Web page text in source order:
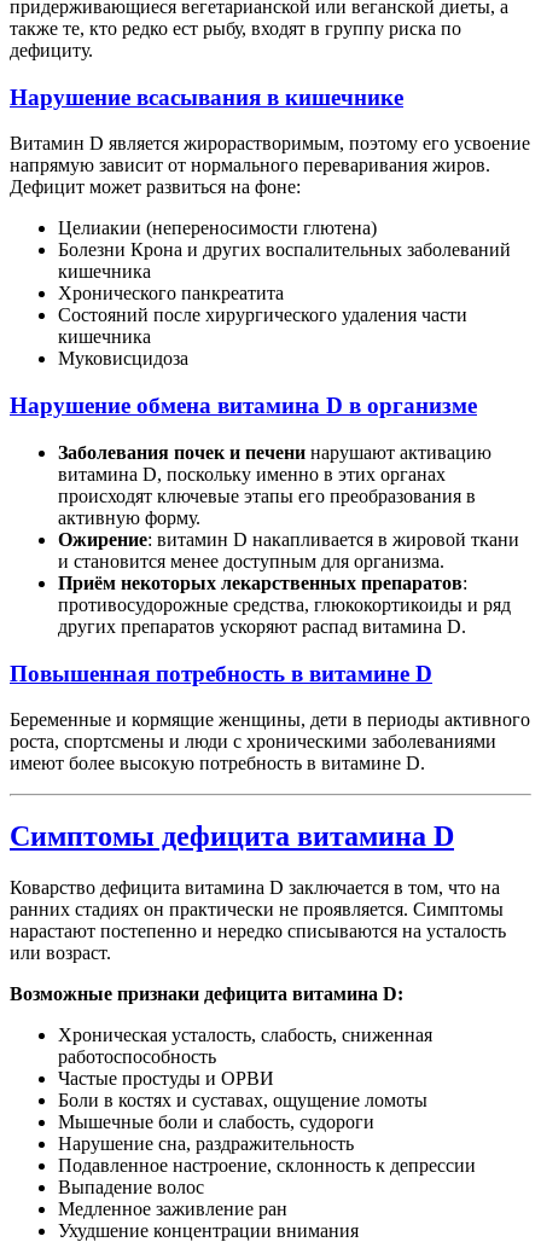
придерживающиеся вегетарианской или веганской диеты, а
также те, кто редко ест рыбу, входят в группу риска по
дефициту.
Нарушение всасывания в кишечнике
Витамин D является жирорастворимым, поэтому его усвоение
напрямую зависит от нормального переваривания жиров.
Дефицит может развиться на фоне:
Целиакии (непереносимости глютена)
Болезни Крона и других воспалительных заболеваний
кишечника
Хронического панкреатита
Состояний после хирургического удаления части
кишечника
Муковисцидоза
Нарушение обмена витамина D в организме
Заболевания почек и печени нарушают активацию
витамина D, поскольку именно в этих органах
происходят ключевые этапы его преобразования в
активную форму.
Ожирение: витамин D накапливается в жировой ткани
и становится менее доступным для организма.
Приём некоторых лекарственных препаратов:
противосудорожные средства, глюкокортикоиды и ряд
других препаратов ускоряют распад витамина D.
Повышенная потребность в витамине D
Беременные и кормящие женщины, дети в периоды активного
роста, спортсмены и люди с хроническими заболеваниями
имеют более высокую потребность в витамине D.
Симптомы дефицита витамина D
Коварство дефицита витамина D заключается в том, что на
ранних стадиях он практически не проявляется. Симптомы
нарастают постепенно и нередко списываются на усталость
или возраст.
Возможные признаки дефицита витамина D:
Хроническая усталость, слабость, сниженная
работоспособность
Частые простуды и ОРВИ
Боли в костях и суставах, ощущение ломоты
Мышечные боли и слабость, судороги
Нарушение сна, раздражительность
Подавленное настроение, склонность к депрессии
Выпадение волос
Медленное заживление ран
Ухудшение концентрации внимания